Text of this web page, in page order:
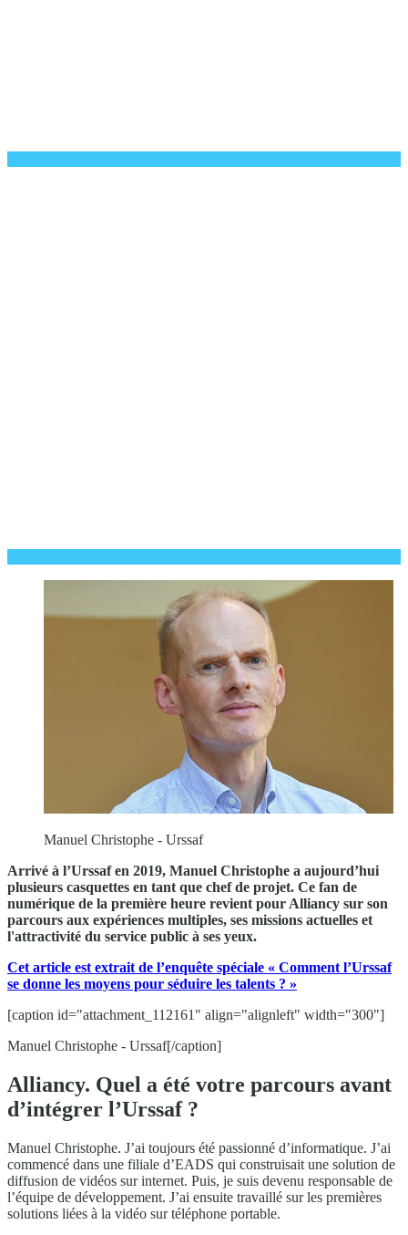
Manuel Christophe - Urssaf
Arrivé à l’Urssaf en 2019, Manuel Christophe a aujourd’hui
plusieurs casquettes en tant que chef de projet. Ce fan de
numérique de la première heure revient pour Alliancy sur son
parcours aux expériences multiples, ses missions actuelles et
l'attractivité du service public à ses yeux.
Cet article est extrait de l’enquête spéciale « Comment l’Urssaf
se donne les moyens pour séduire les talents ? »
[caption id="attachment_112161" align="alignleft" width="300"]
Manuel Christophe - Urssaf[/caption]
Alliancy. Quel a été votre parcours avant
d’intégrer l’Urssaf ?
Manuel Christophe. J’ai toujours été passionné d’informatique. J’ai
commencé dans une filiale d’EADS qui construisait une solution de
diffusion de vidéos sur internet. Puis, je suis devenu responsable de
l’équipe de développement. J’ai ensuite travaillé sur les premières
solutions liées à la vidéo sur téléphone portable.